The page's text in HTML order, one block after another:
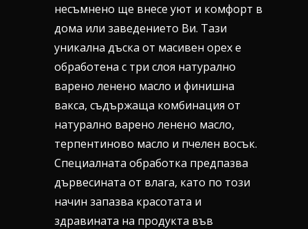
несъмнено ще внесе уют и комфорт в
дома или заведението Ви. Тази
уникална дъска от масивен орех е
обработена с три слоя натурално
варено ленено масло и финишна
вакса, съдържаща комбинация от
натурално варено ленено масло,
терпентиново масло и пчелен восък.
Специалната обработка предпазва
дървесината от влага, като по този
начин запазва красотата и
здравината на продукта във